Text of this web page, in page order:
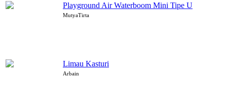
Playground Air Waterboom Mini Tipe U
MutyaTirta
Limau Kasturi
Arbain